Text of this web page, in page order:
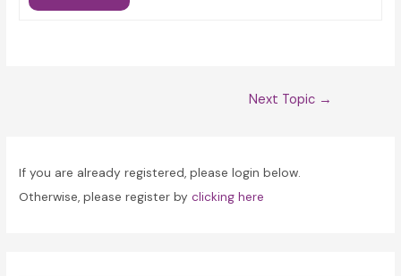
Next Topic →
If you are already registered, please login below.
Otherwise, please register byclicking here